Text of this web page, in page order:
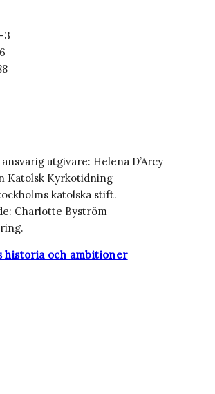
3
utgivare: Helena D’Arcy
Katolsk Kyrkotidning
katolska stift.
Charlotte Byström
historia och ambitioner